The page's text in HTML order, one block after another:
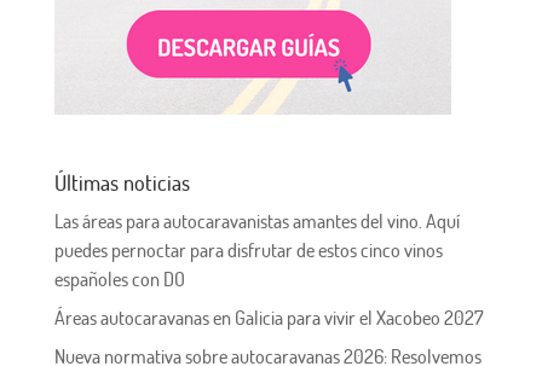
Últimas noticias
Las áreas para autocaravanistas amantes del vino. Aquí
puedes pernoctar para disfrutar de estos cinco vinos
españoles con DO
Áreas autocaravanas en Galicia para vivir el Xacobeo 2027
Nueva normativa sobre autocaravanas 2026: Resolvemos